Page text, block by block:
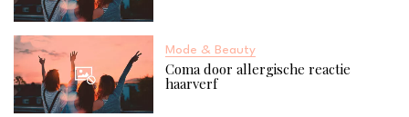
Mode & Beauty
Coma door allergische reactie
haarverf